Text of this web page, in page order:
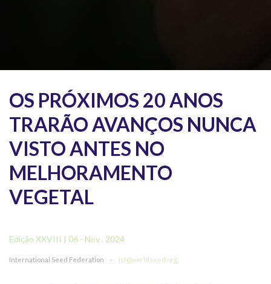
OS PRÓXIMOS 20 ANOS
TRARÃO AVANÇOS NUNCA
VISTO ANTES NO
MELHORAMENTO
VEGETAL
Edição XXVIII | 06 - Nov . 2024
International Seed Federation - isf@worldseed.org